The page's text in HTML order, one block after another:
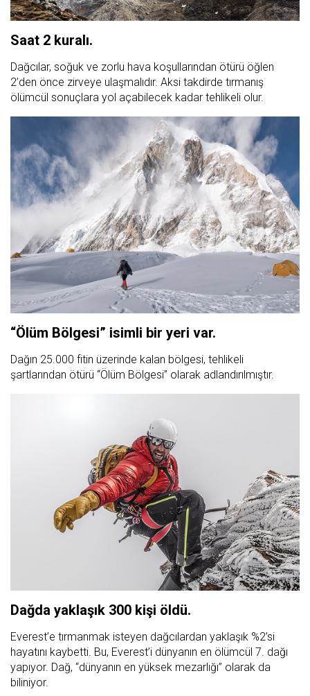
Saat 2 kuralı.
Dağcılar, soğuk ve zorlu hava koşullarından ötürü öğlen
2’den önce zirveye ulaşmalıdır. Aksi takdirde tırmanış
ölümcül sonuçlara yol açabilecek kadar tehlikeli olur.
“Ölüm Bölgesi” isimli bir yeri var.
Dağın 25.000 fitin üzerinde kalan bölgesi, tehlikeli
şartlarından ötürü “Ölüm Bölgesi” olarak adlandırılmıştır.
Dağda yaklaşık 300 kişi öldü.
Everest’e tırmanmak isteyen dağcılardan yaklaşık %2’si
hayatını kaybetti. Bu, Everest’i dünyanın en ölümcül 7. dağı
yapıyor. Dağ, “dünyanın en yüksek mezarlığı” olarak da
biliniyor.